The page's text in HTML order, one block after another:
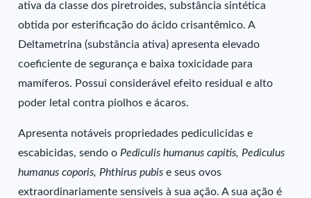
ativa da classe dos piretroides, substância sintética
obtida por esterificação do ácido crisantêmico. A
Deltametrina (substância ativa) apresenta elevado
coeficiente de segurança e baixa toxicidade para
mamíferos. Possui considerável efeito residual e alto
poder letal contra piolhos e ácaros.
Apresenta notáveis propriedades pediculicidas e
escabicidas, sendo o Pediculis humanus capitis, Pediculus
humanus coporis, Phthirus pubis e seus ovos
extraordinariamente sensíveis à sua ação. A sua ação é